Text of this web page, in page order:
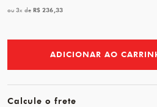
ou3x de R$ 236,33
ADICIONAR AO
Calcule o frete